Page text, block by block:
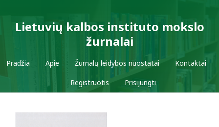
Lietuvių kalbos instituto mokslo
žurnalai
Pradžia Apie Žurnalų leidybos nuostatai Kontaktai
Registruotis Prisijungti